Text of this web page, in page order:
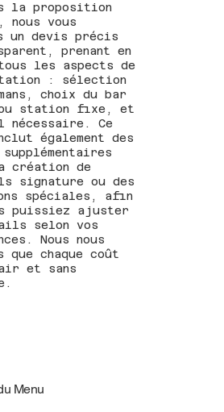
la proposition
nous vous
un devis précis
prenant en
les aspects de
: sélection
choix du bar
station fixe, et
nécessaire. Ce
également des
création de
signature ou des
spéciales, afin
puissiez ajuster
selon vos
Nous nous
que chaque coût
et sans
Menu